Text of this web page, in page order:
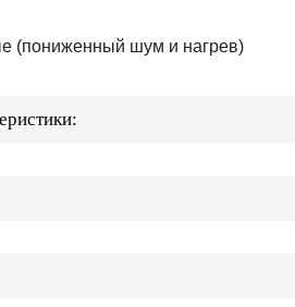
(пониженный шум и нагрев)